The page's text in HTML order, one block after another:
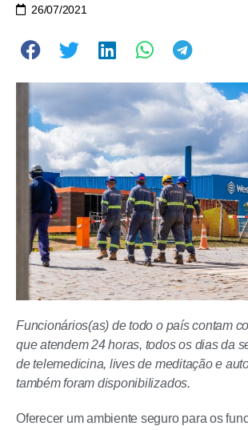
26/07/2021
Funcionários(as) de todo o país contam
que atendem 24 horas, todos os dias da
de telemedicina, lives de meditação e
também foram disponibilizados.
Oferecer um ambiente seguro para os